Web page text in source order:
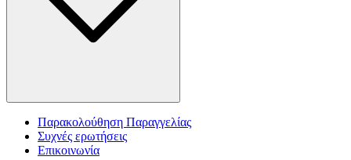
Παρακολούθηση Παραγγελίας
Συχνές ερωτήσεις
Επικοινωνία